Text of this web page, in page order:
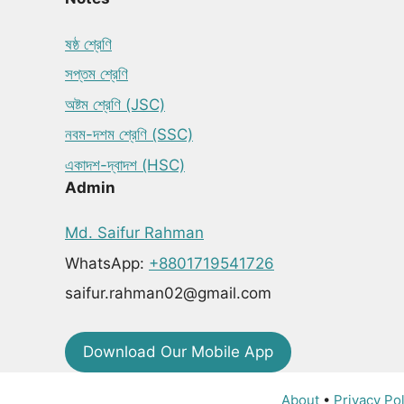
ষষ্ঠ শ্রেণি
সপ্তম শ্রেণি
অষ্টম শ্রেণি (JSC)
নবম-দশম শ্রেণি (SSC)
একাদশ-দ্বাদশ (HSC)
Admin
Md. Saifur Rahman
WhatsApp: +8801719541726
saifur.rahman02@gmail.com
Download Our Mobile App
About• Privacy